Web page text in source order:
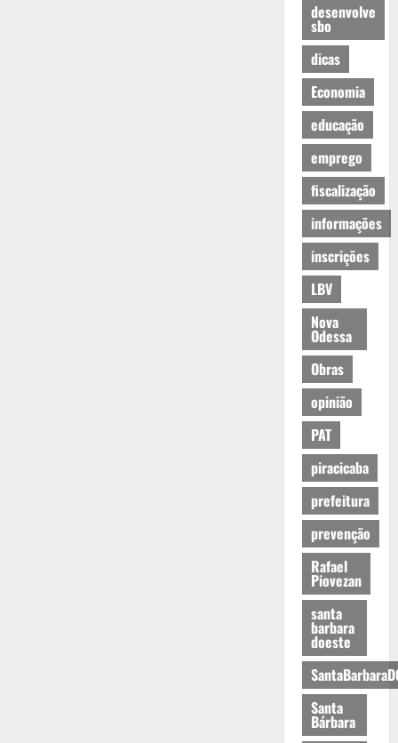
desenvolve
sbo
dicas
Economia
educação
emprego
fiscalização
informações
inscrições
LBV
Nova
Odessa
Obras
opinião
PAT
piracicaba
prefeitura
prevenção
Rafael
Piovezan
santa
barbara
doeste
Santa
Bárbara